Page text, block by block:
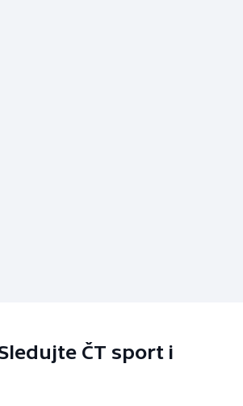
ČT sport i